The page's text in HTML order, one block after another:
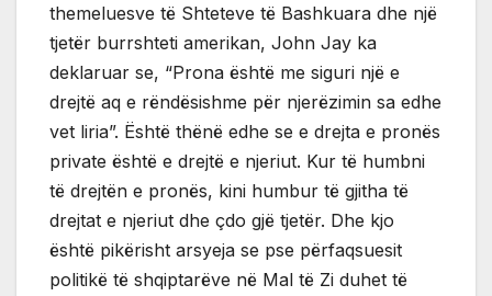
themeluesve të Shteteve të Bashkuara dhe një
tjetër burrshteti amerikan, John Jay ka
deklaruar se, “Prona është me siguri një e
drejtë aq e rëndësishme për njerëzimin sa edhe
vet liria”. Është thënë edhe se e drejta e pronës
private është e drejtë e njeriut. Kur të humbni
të drejtën e pronës, kini humbur të gjitha të
drejtat e njeriut dhe çdo gjë tjetër. Dhe kjo
është pikërisht arsyeja se pse përfaqsuesit
politikë të shqiptarëve në Mal të Zi duhet të